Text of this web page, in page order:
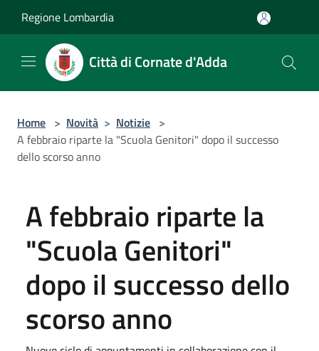
Regione Lombardia
Città di Cornate d'Adda
Home > Novità > Notizie >
A febbraio riparte la "Scuola Genitori" dopo il successo
dello scorso anno
A febbraio riparte la
"Scuola Genitori"
dopo il successo dello
scorso anno